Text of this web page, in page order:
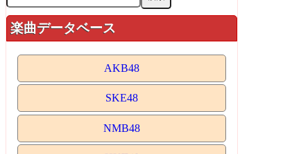
楽曲データベース
AKB48
SKE48
NMB48